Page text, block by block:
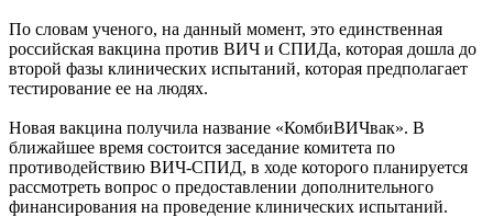
По словам ученого, на данный момент, это единственная
российская вакцина против ВИЧ и СПИДа, которая дошла до
второй фазы клинических испытаний, которая предполагает
тестирование ее на людях.
Новая вакцина получила название «КомбиВИЧвак». В
ближайшее время состоится заседание комитета по
противодействию ВИЧ-СПИД, в ходе которого планируется
рассмотреть вопрос о предоставлении дополнительного
финансирования на проведение клинических испытаний.